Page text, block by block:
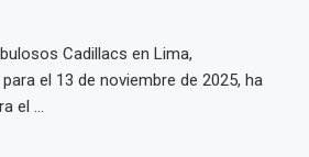
Cadillacs en Lima,
el 13 de noviembre de 2025, ha
el ...